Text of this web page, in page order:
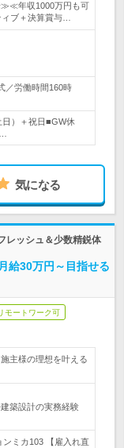
≫≪年収1000万円も可
ブ＋決算賞与…
／労働時間160時
）＋祝日■GW休
気になる
レッシュ＆少数精鋭体
給30万円～目指せる
モートワーク可
主様の理想を叶える
築設計の実務経験
ミカ103 【雇入れ直